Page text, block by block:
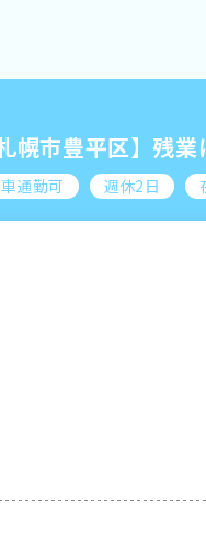
幌市豊平区】残
車通勤可 週休2日